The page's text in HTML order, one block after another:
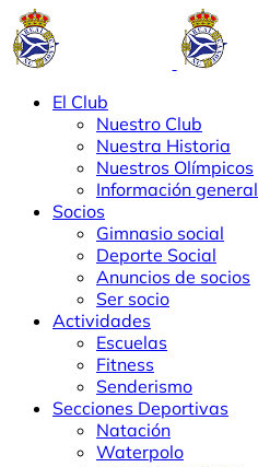
El Club
Nuestro Club
Nuestra Historia
Nuestros Olímpicos
Información general
Socios
Gimnasio social
Deporte Social
Anuncios de socios
Ser socio
Actividades
Escuelas
Fitness
Senderismo
Secciones Deportivas
Natación
Waterpolo